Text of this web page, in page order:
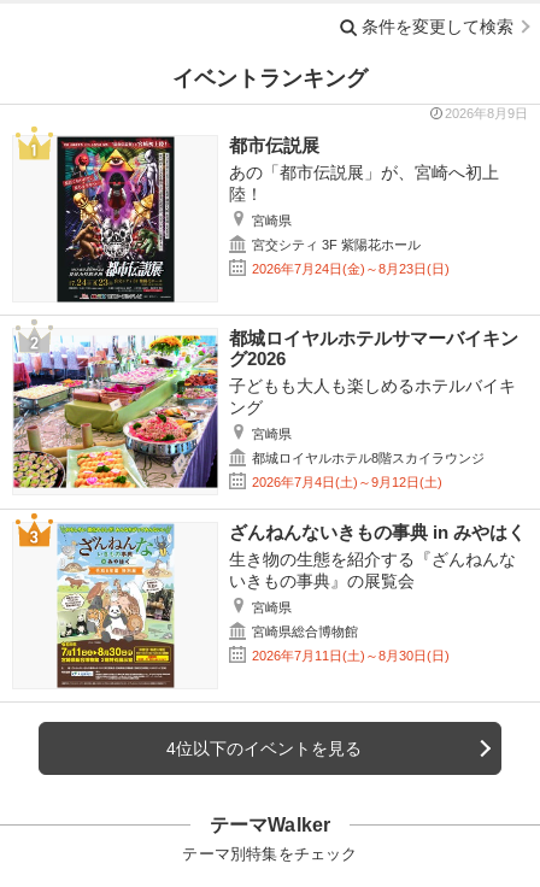
条件を変更して検索
イベントランキング
2026年8月9日
都市伝説展
あの「都市伝説展」が、宮崎へ初上
陸！
宮崎県
宮交シティ 3F 紫陽花ホール
2026年7月24日(金)～8月23日(日)
都城ロイヤルホテルサマーバイキン
グ2026
子どもも大人も楽しめるホテルバイキ
ング
宮崎県
都城ロイヤルホテル8階スカイラウンジ
2026年7月4日(土)～9月12日(土)
ざんねんないきもの事典 in みやはく
生き物の生態を紹介する『ざんねんな
いきもの事典』の展覧会
宮崎県
宮崎県総合博物館
2026年7月11日(土)～8月30日(日)
4位以下のイベントを見る
テーマWalker
テーマ別特集をチェック